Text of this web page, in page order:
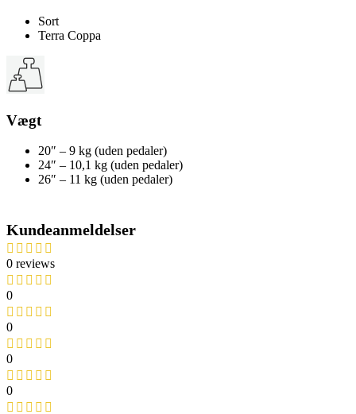
Sort
Terra Coppa
Vægt
20″ – 9 kg (uden pedaler)
24″ – 10,1 kg (uden pedaler)
26″ – 11 kg (uden pedaler)
Kundeanmeldelser
0 reviews
0
0
0
0